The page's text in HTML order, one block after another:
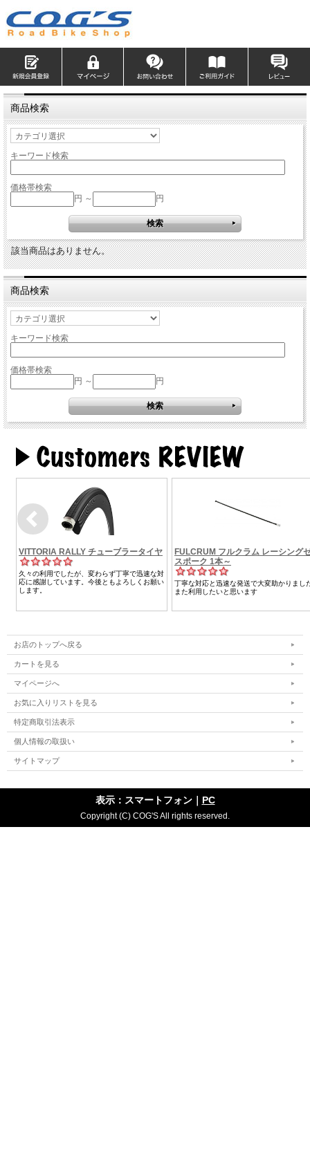
商品検索
キーワード検索
価格帯検索
円 ～
円
該当商品はありません。
商品検索
キーワード検索
価格帯検索
円 ～
円
お店のトップへ戻る
カートを見る
マイページへ
お気に入りリストを見る
特定商取引法表示
個人情報の取扱い
サイトマップ
表示：スマートフォン｜ PC
Copyright (C) COG'S All rights reserved.